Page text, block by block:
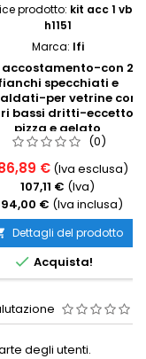
prodotto: kit acc 1 vbd
h1151
Marca: Ifi
accostamento-con 2
specchiati e
per vetrine con
bassi dritti-eccetto
pizza e gelato
(0)
€ (Iva esclusa)
107,11 € (Iva)
€ (Iva inclusa)
Dettagli del prodotto
 Acquista!
degli utenti.